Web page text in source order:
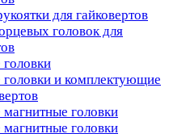
для гайковертов
головок для
и комплектующие
головки
головки